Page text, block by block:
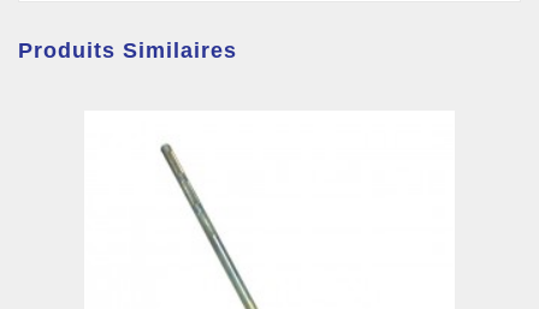
Produits Similaires